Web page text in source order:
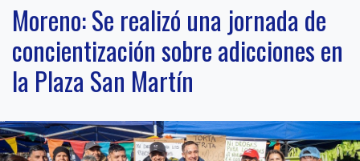
Moreno: Se realizó una jornada de
concientización sobre adicciones en
la Plaza San Martín